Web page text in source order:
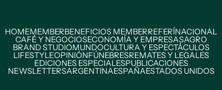
HOMEMEMBERBENEFICIOS MEMBERREFERÍNACIONAL
CAFÉ Y NEGOCIOSECONOMÍA Y EMPRESASAGRO
BRAND STUDIOMUNDOCULTURA Y ESPECTÁCULOS
LIFESTYLEOPINIÓNFÚNEBRESREMATES Y LEGALES
EDICIONES ESPECIALESPUBLICACIONES
NEWSLETTERSARGENTINAESPAÑAESTADOS UNIDOS